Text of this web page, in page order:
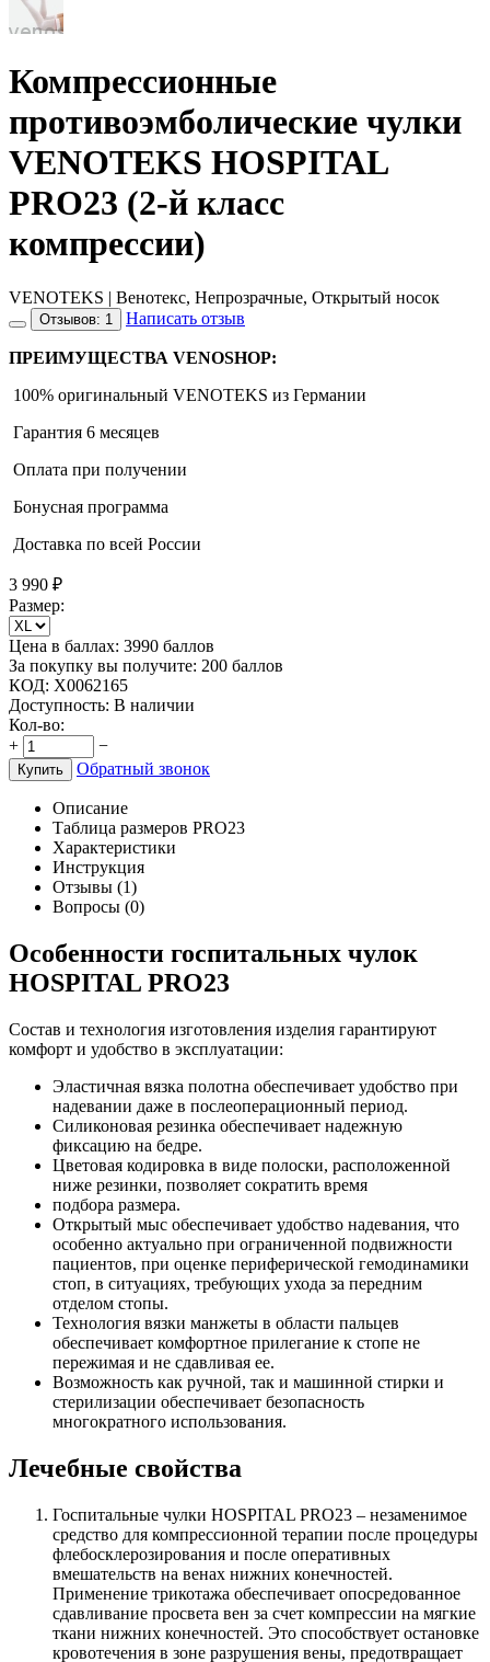
Компрессионные
противоэмболические чулки
VENOTEKS HOSPITAL
PRO23 (2-й класс
компрессии)
VENOTEKS | Венотекс, Непрозрачные, Открытый носок
Отзывов: 1 Написать отзыв
ПРЕИМУЩЕСТВА VENOSHOP:
100% оригинальный VENOTEKS из Германии
Гарантия 6 месяцев
Оплата при получении
Бонусная программа
Доставка по всей России
3 990 ₽
Размер:
Цена в баллах: 3990 баллов
За покупку вы получите: 200 баллов
КОД: Х0062165
Доступность: В наличии
Кол-во:
+
−
Купить Обратный звонок
Описание
Таблица размеров PRO23
Характеристики
Инструкция
Отзывы (1)
Вопросы (0)
Особенности госпитальных чулок
HOSPITAL PRO23
Состав и технология изготовления изделия гарантируют
комфорт и удобство в эксплуатации:
Эластичная вязка полотна обеспечивает удобство при
надевании даже в послеоперационный период.
Силиконовая резинка обеспечивает надежную
фиксацию на бедре.
Цветовая кодировка в виде полоски, расположенной
ниже резинки, позволяет сократить время
подбора размера.
Открытый мыс обеспечивает удобство надевания, что
особенно актуально при ограниченной подвижности
пациентов, при оценке периферической гемодинамики
стоп, в ситуациях, требующих ухода за передним
отделом стопы.
Технология вязки манжеты в области пальцев
обеспечивает комфортное прилегание к стопе не
пережимая и не сдавливая ее.
Возможность как ручной, так и машинной стирки и
стерилизации обеспечивает безопасность
многократного использования.
Лечебные свойства
Госпитальные чулки HOSPITAL PRO23 – незаменимое
средство для компрессионной терапии после процедуры
флебосклерозирования и после оперативных
вмешательств на венах нижних конечностей.
Применение трикотажа обеспечивает опосредованное
сдавливание просвета вен за счет компрессии на мягкие
ткани нижних конечностей. Это способствует остановке
кровотечения в зоне разрушения вены, предотвращает